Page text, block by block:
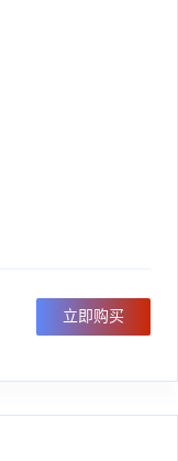
立即购买